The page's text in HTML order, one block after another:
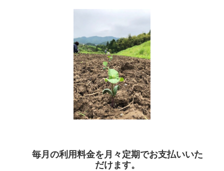
毎月の利用料金を月々定期でお支払いいた
だけます。